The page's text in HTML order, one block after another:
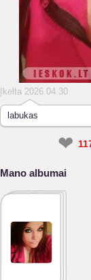
Įkelta 2026.04.30
labukas
❤
Mano albumai